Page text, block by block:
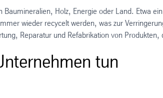
Holz, Energie oder Land. Etwa
wieder recycelt werden, was zur
Reparatur und Refabrikation von
tun